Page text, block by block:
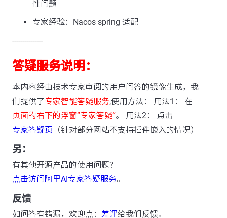
性问题
专家经验：Nacos spring 适配
---------------
答疑服务说明：
本内容经由技术专家审阅的用户问答的镜像生成，我
们提供了专家智能答疑服务,使用方法： 用法1： 在
页面的右下的浮窗”专家答疑“。 用法2： 点击
专家答疑页 （针对部分网站不支持插件嵌入的情况）
另：
有其他开源产品的使用问题？
点击访问阿里AI专家答疑服务。
反馈
如问答有错漏，欢迎点： 差评给我们反馈。